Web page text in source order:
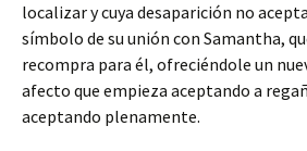
localizar y cuya desaparición no
símbolo de su unión con Samantha,
recompra para él, ofreciéndole un
afecto que empieza aceptando a
aceptando plenamente.